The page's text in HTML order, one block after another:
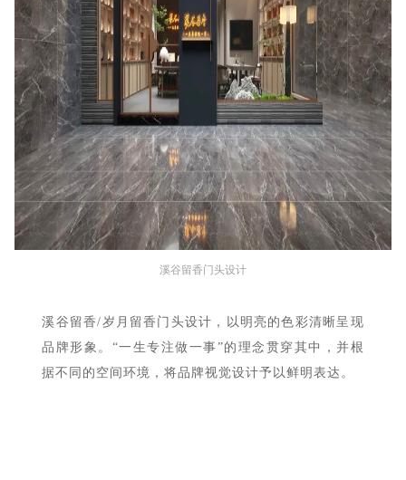
溪谷留香门头设计
溪谷留香/岁月留香门头设计，以明亮的色彩清晰呈现
品牌形象。“一生专注做一事”的理念贯穿其中，并根
据不同的空间环境，将品牌视觉设计予以鲜明表达。